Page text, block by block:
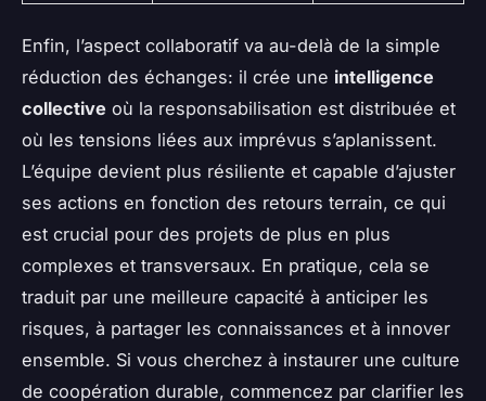
Enfin, l’aspect collaboratif va au-delà de la simple
réduction des échanges: il crée une intelligence
collective où la responsabilisation est distribuée et
où les tensions liées aux imprévus s’aplanissent.
L’équipe devient plus résiliente et capable d’ajuster
ses actions en fonction des retours terrain, ce qui
est crucial pour des projets de plus en plus
complexes et transversaux. En pratique, cela se
traduit par une meilleure capacité à anticiper les
risques, à partager les connaissances et à innover
ensemble. Si vous cherchez à instaurer une culture
de coopération durable, commencez par clarifier les